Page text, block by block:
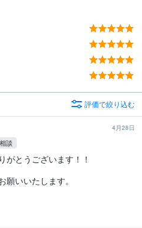
評価で絞り込む
4月28日
談
がとうございます！！
いいたします。